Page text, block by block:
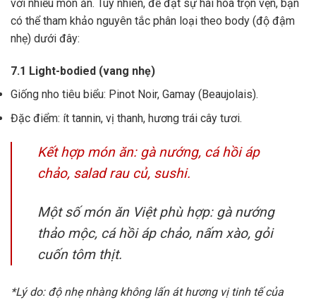
với nhiều món ăn. Tuy nhiên, để đạt sự hài hòa trọn vẹn, bạn
có thể tham khảo nguyên tắc phân loại theo body (độ đậm
nhẹ) dưới đây:
7.1 Light-bodied (vang nhẹ)
Giống nho tiêu biểu: Pinot Noir, Gamay (Beaujolais).
Đặc điểm: ít tannin, vị thanh, hương trái cây tươi.
Kết hợp món ăn: gà nướng, cá hồi áp
chảo, salad rau củ, sushi.
Một số món ăn Việt phù hợp: gà nướng
thảo mộc, cá hồi áp chảo, nấm xào, gỏi
cuốn tôm thịt.
*Lý do: độ nhẹ nhàng không lấn át hương vị tinh tế của